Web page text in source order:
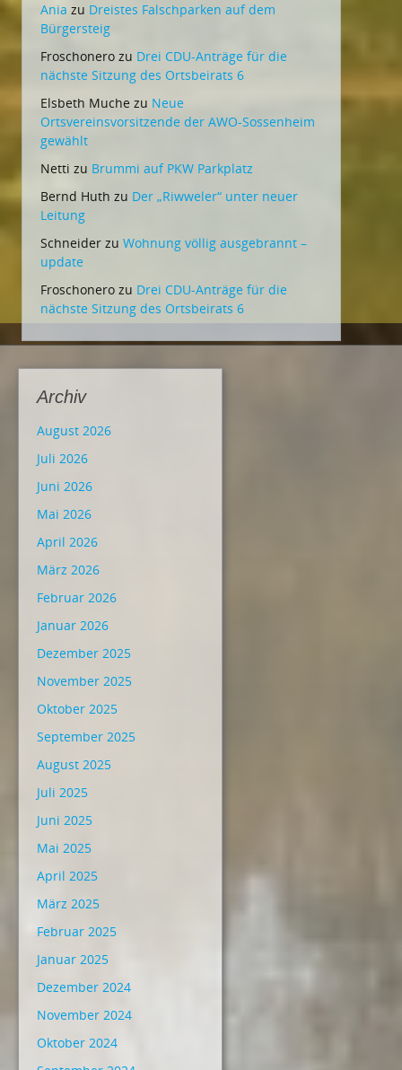
Ania zu Dreistes Falschparken auf dem
Bürgersteig
Froschonero zu Drei CDU-Anträge für die
nächste Sitzung des Ortsbeirats 6
Elsbeth Muche zu Neue
Ortsvereinsvorsitzende der AWO-Sossenheim
gewählt
Netti zu Brummi auf PKW Parkplatz
Bernd Huth zu Der „Riwweler“ unter neuer
Leitung
Schneider zu Wohnung völlig ausgebrannt –
update
Froschonero zu Drei CDU-Anträge für die
nächste Sitzung des Ortsbeirats 6
Archiv
August 2026
Juli 2026
Juni 2026
Mai 2026
April 2026
März 2026
Februar 2026
Januar 2026
Dezember 2025
November 2025
Oktober 2025
September 2025
August 2025
Juli 2025
Juni 2025
Mai 2025
April 2025
März 2025
Februar 2025
Januar 2025
Dezember 2024
November 2024
Oktober 2024